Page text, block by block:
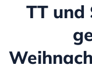
TT und